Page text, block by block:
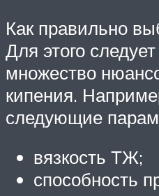
Как правильно
Для этого
множество
кипения.
следующие
вязкость ТЖ;
способность